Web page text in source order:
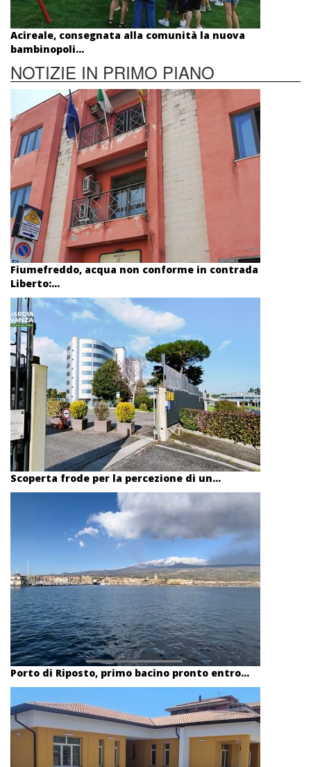
Acireale, consegnata alla comunità la nuova
bambinopoli...
NOTIZIE IN PRIMO PIANO
Fiumefreddo, acqua non conforme in contrada
Liberto:...
Scoperta frode per la percezione di un...
Porto di Riposto, primo bacino pronto entro...